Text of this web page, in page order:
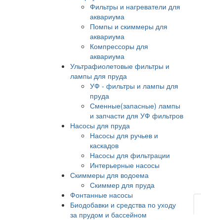
Фильтры и нагреватели для
аквариума
Помпы и скиммеры для
аквариума
Компрессоры для
аквариума
Ультрафиолетовые фильтры и
лампы для пруда
УФ - фильтры и лампы для
пруда
Сменные(запасные) лампы
и запчасти для УФ фильтров
Насосы для пруда
Насосы для ручьев и
каскадов
Насосы для фильтрации
Интерьерные насосы
Скиммеры для водоема
Скиммер для пруда
Фонтанные насосы
Биодобавки и средства по уходу
за прудом и бассейном